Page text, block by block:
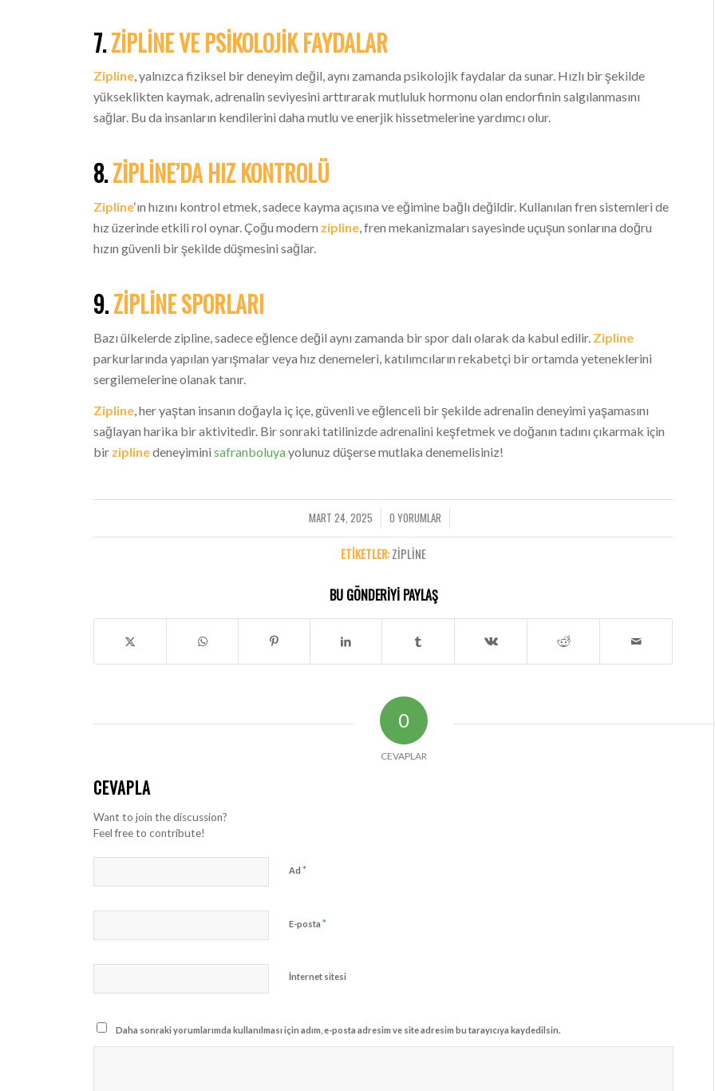
7.ZIPLINE VE PSIKOLOJIK FAYDALAR
Zipline, yalnızca fiziksel bir deneyim değil, aynı zamanda psikolojik faydalar da sunar. Hızlı bir şekilde
yükseklikten kaymak, adrenalin seviyesini arttırarak mutluluk hormonu olan endorfinin salgılanmasını
sağlar. Bu da insanların kendilerini daha mutlu ve enerjik hissetmelerine yardımcı olur.
8.ZIPLINE’DA HIZ KONTROLÜ
Zipline‘ın hızını kontrol etmek, sadece kayma açısına ve eğimine bağlı değildir. Kullanılan fren sistemleri de
hız üzerinde etkili rol oynar. Çoğu modern zipline, fren mekanizmaları sayesinde uçuşun sonlarına doğru
hızın güvenli bir şekilde düşmesini sağlar.
9.ZIPLINE SPORLARI
Bazı ülkelerde zipline, sadece eğlence değil aynı zamanda bir spor dalı olarak da kabul edilir. Zipline
parkurlarında yapılan yarışmalar veya hız denemeleri, katılımcıların rekabetçi bir ortamda yeteneklerini
sergilemelerine olanak tanır.
Zipline, her yaştan insanın doğayla iç içe, güvenli ve eğlenceli bir şekilde adrenalin deneyimi yaşamasını
sağlayan harika bir aktivitedir. Bir sonraki tatilinizde adrenalini keşfetmek ve doğanın tadını çıkarmak için
bir ziplinedeneyiminisafranboluyayolunuz düşerse mutlaka denemelisiniz!
MART 24, 2025
/ 0 YORUMLAR
/
ETIKETLER:ZIPLINE
BU GÖNDERIYI PAYLAŞ
0
CEVAPLAR
CEVAPLA
Want to join the discussion?
Feel free to contribute!
Ad*
E-posta*
İnternet sitesi
Daha sonraki yorumlarımda kullanılması için adım, e-posta adresim ve site adresim bu tarayıcıya kaydedilsin.